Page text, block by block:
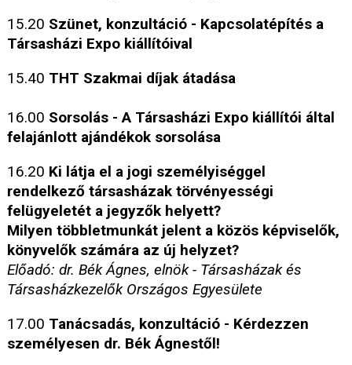
15.20 Szünet, konzultáció - Kapcsolatépítés a
Társasházi Expo kiállítóival
15.40 THT Szakmai díjak átadása
16.00 Sorsolás - A Társasházi Expo kiállítói által
felajánlott ajándékok sorsolása
16.20 Ki látja el a jogi személyiséggel
rendelkező társasházak törvényességi
felügyeletét a jegyzők helyett?
Milyen többletmunkát jelent a közös képviselők,
könyvelők számára az új helyzet?
Előadó: dr. Bék Ágnes, elnök - Társasházak és
Társasházkezelők Országos Egyesülete
17.00 Tanácsadás, konzultáció - Kérdezzen
személyesen dr. Bék Ágnestől!